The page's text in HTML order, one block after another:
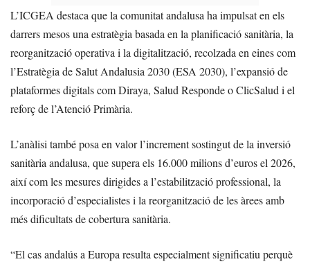
L’ICGEA destaca que la comunitat andalusa ha impulsat en els
darrers mesos una estratègia basada en la planificació sanitària, la
reorganització operativa i la digitalització, recolzada en eines com
l’Estratègia de Salut Andalusia 2030 (ESA 2030), l’expansió de
plataformes digitals com Diraya, Salud Responde o ClicSalud i el
reforç de l’Atenció Primària.
L’anàlisi també posa en valor l’increment sostingut de la inversió
sanitària andalusa, que supera els 16.000 milions d’euros el 2026,
així com les mesures dirigides a l’estabilització professional, la
incorporació d’especialistes i la reorganització de les àrees amb
més dificultats de cobertura sanitària.
“El cas andalús a Europa resulta especialment significatiu perquè